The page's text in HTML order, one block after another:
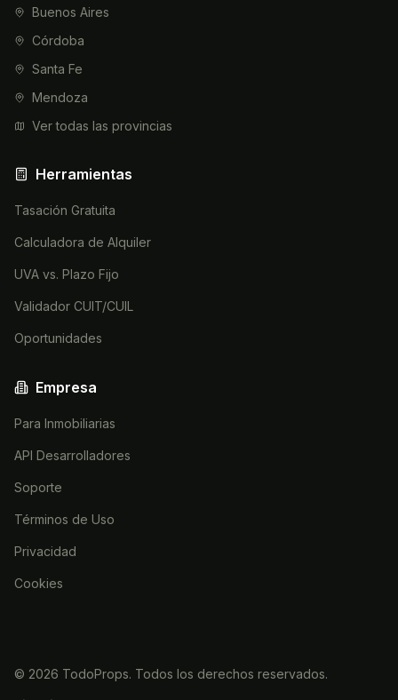
Buenos Aires
Córdoba
Santa Fe
Mendoza
Ver todas las provincias
Herramientas
Tasación Gratuita
Calculadora de Alquiler
UVA vs. Plazo Fijo
Validador CUIT/CUIL
Oportunidades
Empresa
Para Inmobiliarias
API Desarrolladores
Soporte
Términos de Uso
Privacidad
Cookies
© 2026 TodoProps. Todos los derechos reservados.